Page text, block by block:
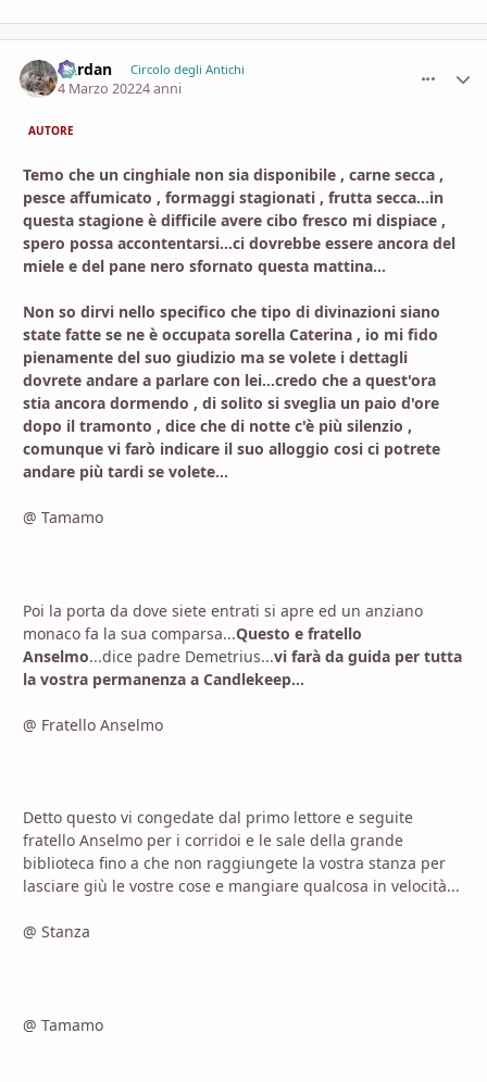
Dardan Circolo degli Antichi
4 Marzo 20224 anni
AUTORE
Temo che un cinghiale non sia disponibile , carne secca ,
pesce affumicato , formaggi stagionati , frutta secca...in
questa stagione è difficile avere cibo fresco mi dispiace ,
spero possa accontentarsi...ci dovrebbe essere ancora del
miele e del pane nero sfornato questa mattina...
Non so dirvi nello specifico che tipo di divinazioni siano
state fatte se ne è occupata sorella Caterina , io mi fido
pienamente del suo giudizio ma se volete i dettagli
dovrete andare a parlare con lei...credo che a quest'ora
stia ancora dormendo , di solito si sveglia un paio d'ore
dopo il tramonto , dice che di notte c'è più silenzio ,
comunque vi farò indicare il suo alloggio cosi ci potrete
andare più tardi se volete...
@ Tamamo
Poi la porta da dove siete entrati si apre ed un anziano
monaco fa la sua comparsa...Questo e fratello
Anselmo...dice padre Demetrius...vi farà da guida per tutta
la vostra permanenza a Candlekeep...
@ Fratello Anselmo
Detto questo vi congedate dal primo lettore e seguite
fratello Anselmo per i corridoi e le sale della grande
biblioteca fino a che non raggiungete la vostra stanza per
lasciare giù le vostre cose e mangiare qualcosa in velocità...
@ Stanza
@ Tamamo